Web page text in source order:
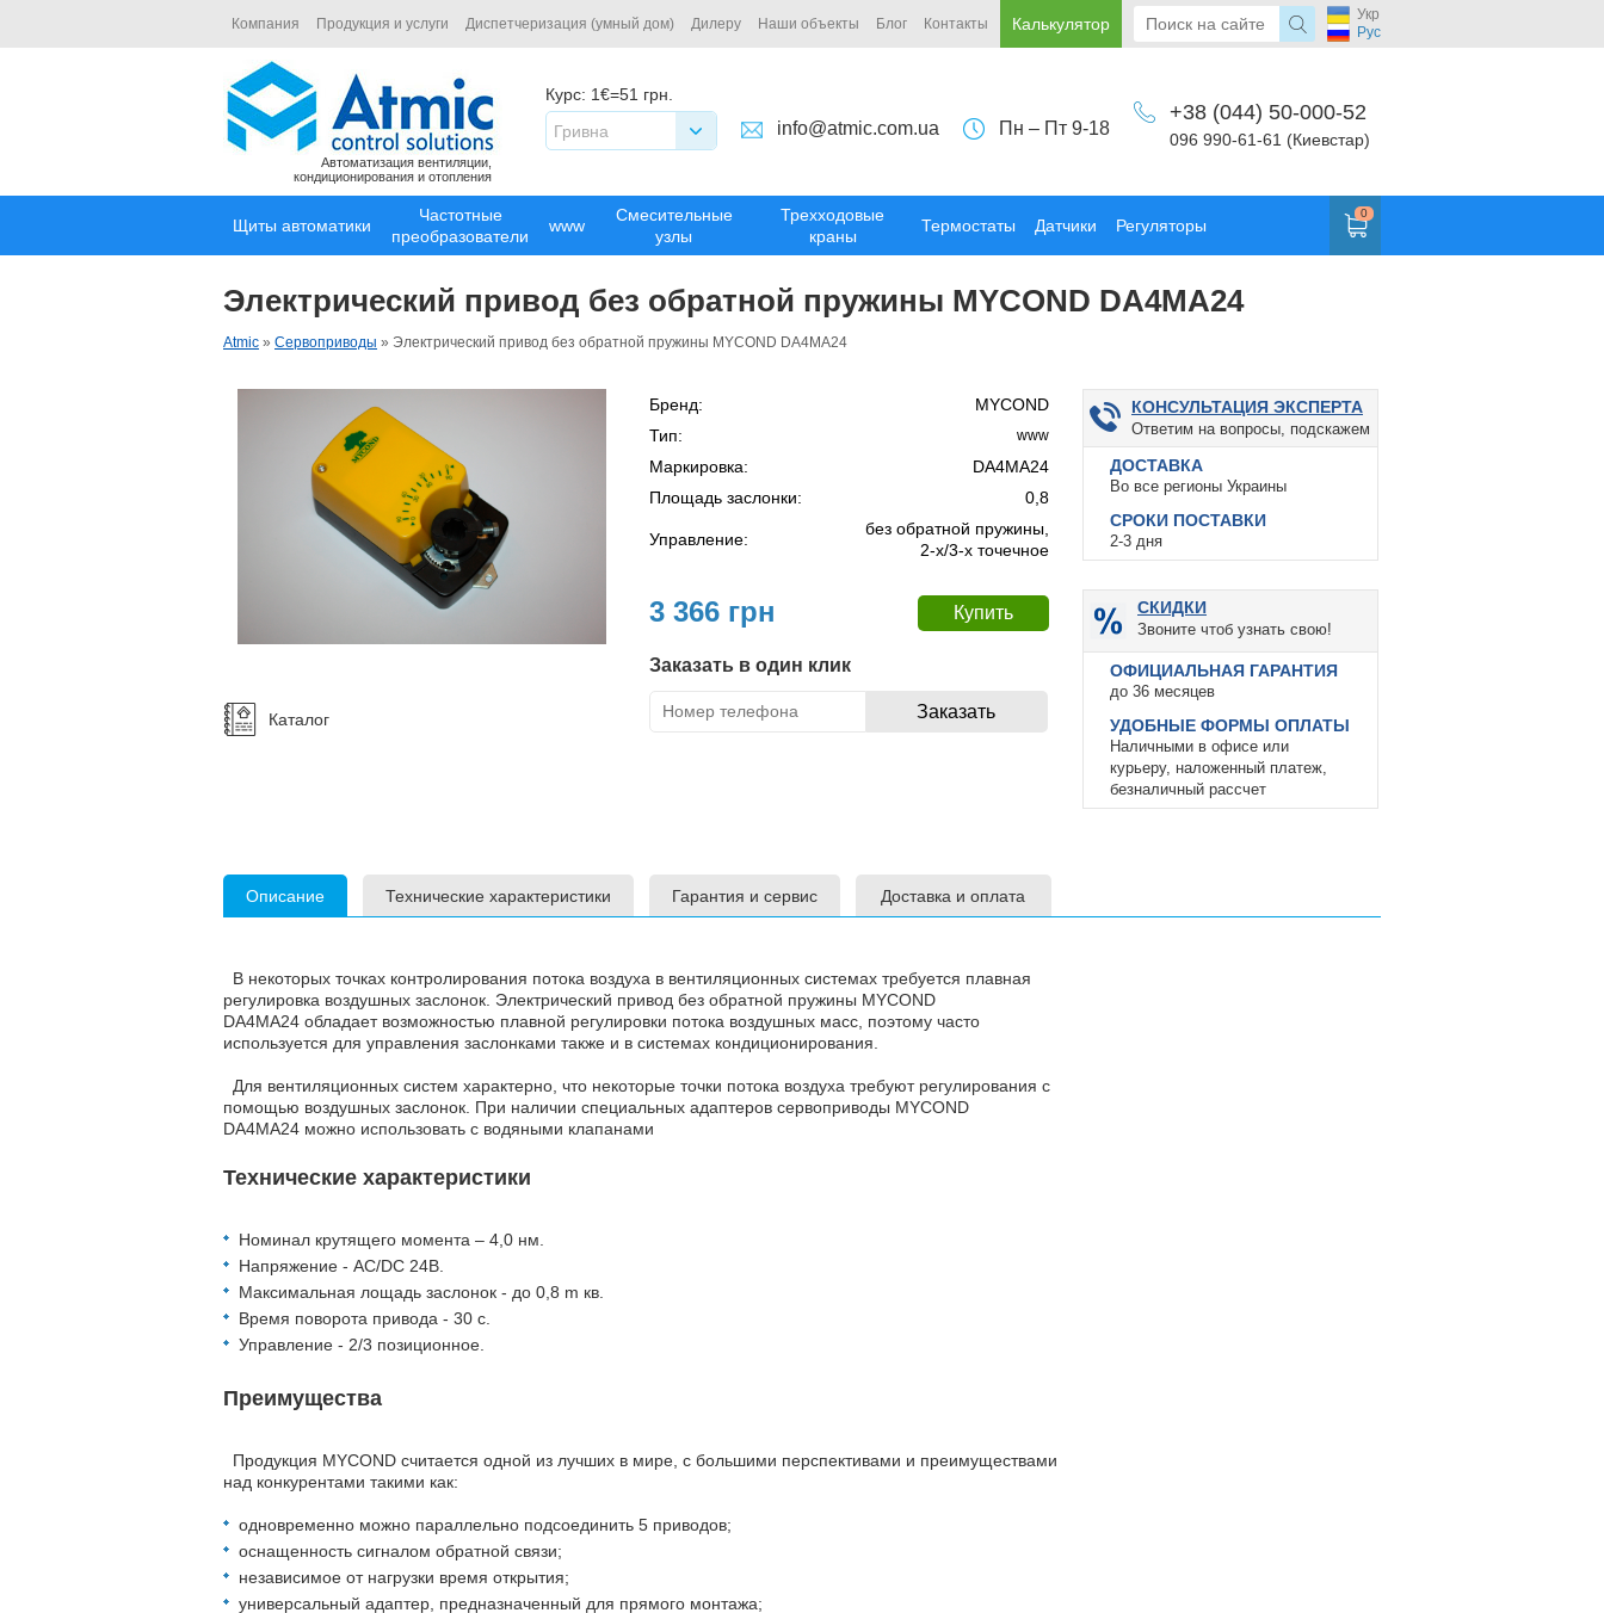
Компания Продукция и услуги Диспетчеризация (умный дом) Дилеру Наши объекты Блог Контакты Калькулятор
Укр
Рус
Автоматизация вентиляции,
кондиционирования и отопления
Курс: 1€=51 грн.
Гривна
info@atmic.com.ua Пн – Пт 9-18
+38 (044) 50-000-52
096 990-61-61 (Киевстар)
Щиты автоматики
Частотные
преобразователи
www
Смесительные
узлы
Трехходовые
краны
Термостаты Датчики Регуляторы
0
Электрический привод без обратной пружины MYCOND DA4MA24
Atmic » Сервоприводы » Электрический привод без обратной пружины MYCOND DA4MA24
Каталог
Бренд:
MYCOND
Тип:
www
Маркировка:
DA4MA24
Площадь заслонки:
0,8
Управление:
без обратной пружины,
2-х/3-х точечное
3 366 грн
Заказать в один клик
КОНСУЛЬТАЦИЯ ЭКСПЕРТА
Ответим на вопросы, подскажем
ДОСТАВКА
Во все регионы Украины
СРОКИ ПОСТАВКИ
2-3 дня
СКИДКИ
Звоните чтоб узнать свою!
ОФИЦИАЛЬНАЯ ГАРАНТИЯ
до 36 месяцев
УДОБНЫЕ ФОРМЫ ОПЛАТЫ
Наличными в офисе или
курьеру, наложенный платеж,
безналичный рассчет
Описание Технические характеристики Гарантия и сервис Доставка и оплата
В некоторых точках контролирования потока воздуха в вентиляционных системах требуется плавная
регулировка воздушных заслонок. Электрический привод без обратной пружины MYCOND
DA4MA24 обладает возможностью плавной регулировки потока воздушных масс, поэтому часто
используется для управления заслонками также и в системах кондиционирования.
Для вентиляционных систем характерно, что некоторые точки потока воздуха требуют регулирования с
помощью воздушных заслонок. При наличии специальных адаптеров сервоприводы MYCOND
DA4MA24 можно использовать с водяными клапанами
Технические характеристики
Номинал крутящего момента – 4,0 нм.
Напряжение - AC/DC 24B.
Максимальная лощадь заслонок - до 0,8 m кв.
Время поворота привода - 30 с.
Управление - 2/3 позиционное.
Преимущества
Продукция MYCOND считается одной из лучших в мире, с большими перспективами и преимуществами
над конкурентами такими как:
одновременно можно параллельно подсоединить 5 приводов;
оснащенность сигналом обратной связи;
независимое от нагрузки время открытия;
универсальный адаптер, предназначенный для прямого монтажа;